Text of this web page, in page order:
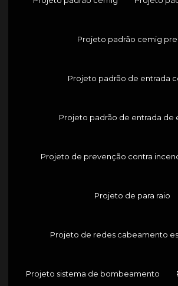
Projeto padrão cemig
Projeto padrão de entrada
Projeto padrão de entrada de
Projeto de prevenção contra
Projeto de para raio
Projeto de redes cabeamento
Projeto sistema de bombeamento